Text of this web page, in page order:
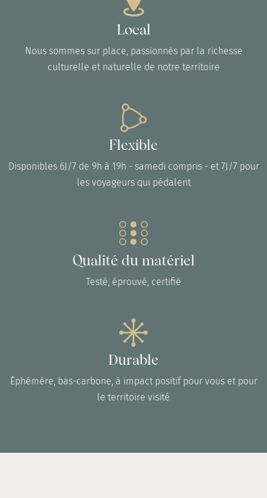
Local
Nous sommes sur place, passionnés par la richesse
culturelle et naturelle de notre territoire
Flexible
Disponibles 6J/7 de 9h à 19h - samedi compris - et 7J/7 pour
les voyageurs qui pédalent
Qualité du matériel
Testé, éprouvé, certifié
Durable
Éphémère, bas-carbone, à impact positif pour vous et pour
le territoire visité